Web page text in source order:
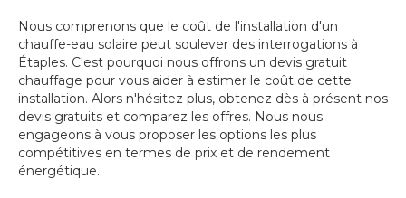
Nous comprenons que le coût de l'installation d'un
chauffe-eau solaire peut soulever des interrogations à
Étaples. C'est pourquoi nous offrons un devis gratuit
chauffage pour vous aider à estimer le coût de cette
installation. Alors n'hésitez plus, obtenez dès à présent nos
devis gratuits et comparez les offres. Nous nous
engageons à vous proposer les options les plus
compétitives en termes de prix et de rendement
énergétique.